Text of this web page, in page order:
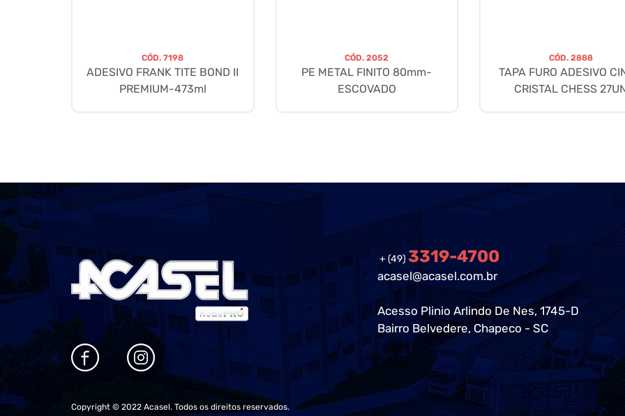
CÓD.7198
ADESIVO FRANK TITE BOND II
PREMIUM-473ml
CÓD.2052
PE METAL FINITO 80mm-
ESCOVADO
CÓD. 2888
TAPA FURO ADESIVO
CRISTAL CHESS
+ (49) 3319-4700
acasel@acasel.com.br
Acesso Plinio Arlindo De Nes, 1745-D
Bairro Belvedere, Chapeco - SC
Copyright © 2022 Acasel. Todos os direitos reservados.